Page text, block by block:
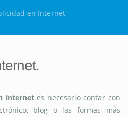
en Internet
internetes necesario contar con
blog o las formas más